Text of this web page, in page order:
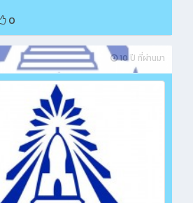
0
10 ปี ที่ผ่านมา